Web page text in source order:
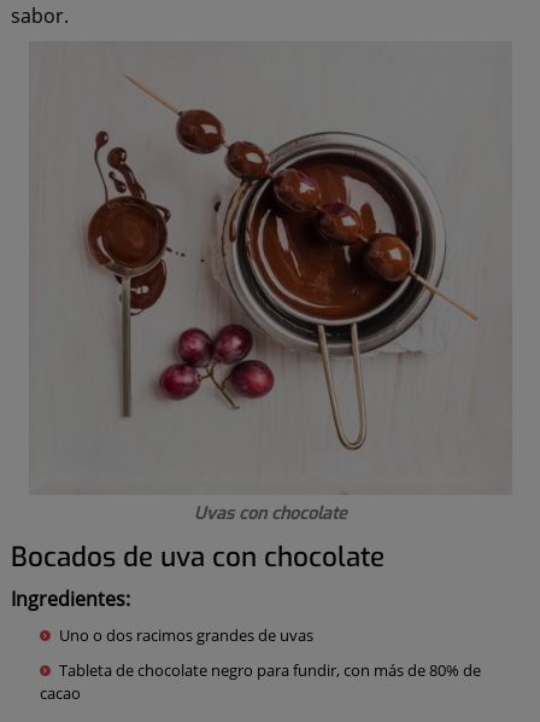
sabor.
Uvas con chocolate
Bocados de uva con chocolate
Ingredientes:
Uno o dos racimos grandes de uvas
Tableta de chocolate negro para fundir, con más de 80% de
cacao